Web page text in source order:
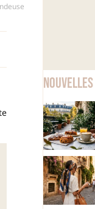
Nouvelles